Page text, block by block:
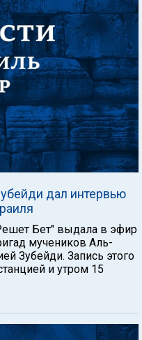
дал интервью
Бет" выдала в эфир
мучеников Аль-
Зубейди. Запись этого
и утром 15